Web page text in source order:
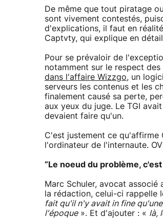
De même que tout piratage
sont vivement contestés,
d'explications, il faut en
Captvty, qui explique en
Pour se prévaloir de
notamment sur le respect
dans l'affaire Wizzgo, un
serveurs les contenus et les
finalement causé sa perte,
aux yeux du juge. Le TGI
devaient faire qu'un.
C'est justement ce qu'affirme
l'ordinateur de l'internaute.
“Le noeud du problème,
Marc Schuler, avocat
la rédaction, celui-ci rappelle
fait qu'il n'y avait in fine
l'époque». Et d'ajouter : « là,